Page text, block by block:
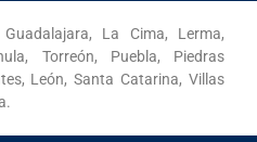
La Cima, Lerma,
Torreón, Puebla, Piedras
León, Santa Catarina, Villas